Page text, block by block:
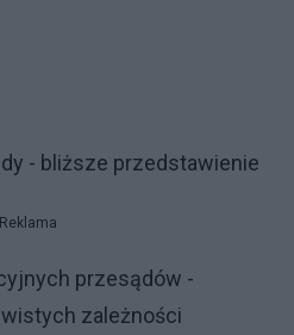
- bliższe przedstawienie
Reklama
przesądów -
zależności